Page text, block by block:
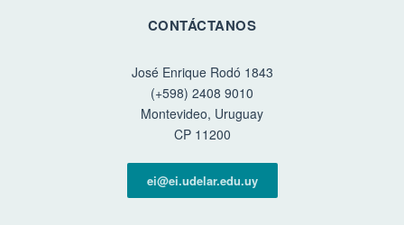
CONTÁCTANOS
José Enrique Rodó 1843
(+598) 2408 9010
Montevideo, Uruguay
CP 11200
ei@ei.udelar.edu.uy